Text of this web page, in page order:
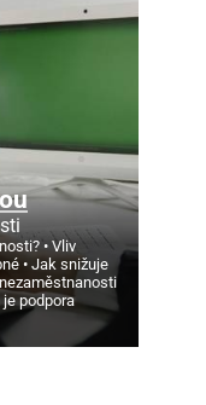
Vliv
Jak snižuje
podpora